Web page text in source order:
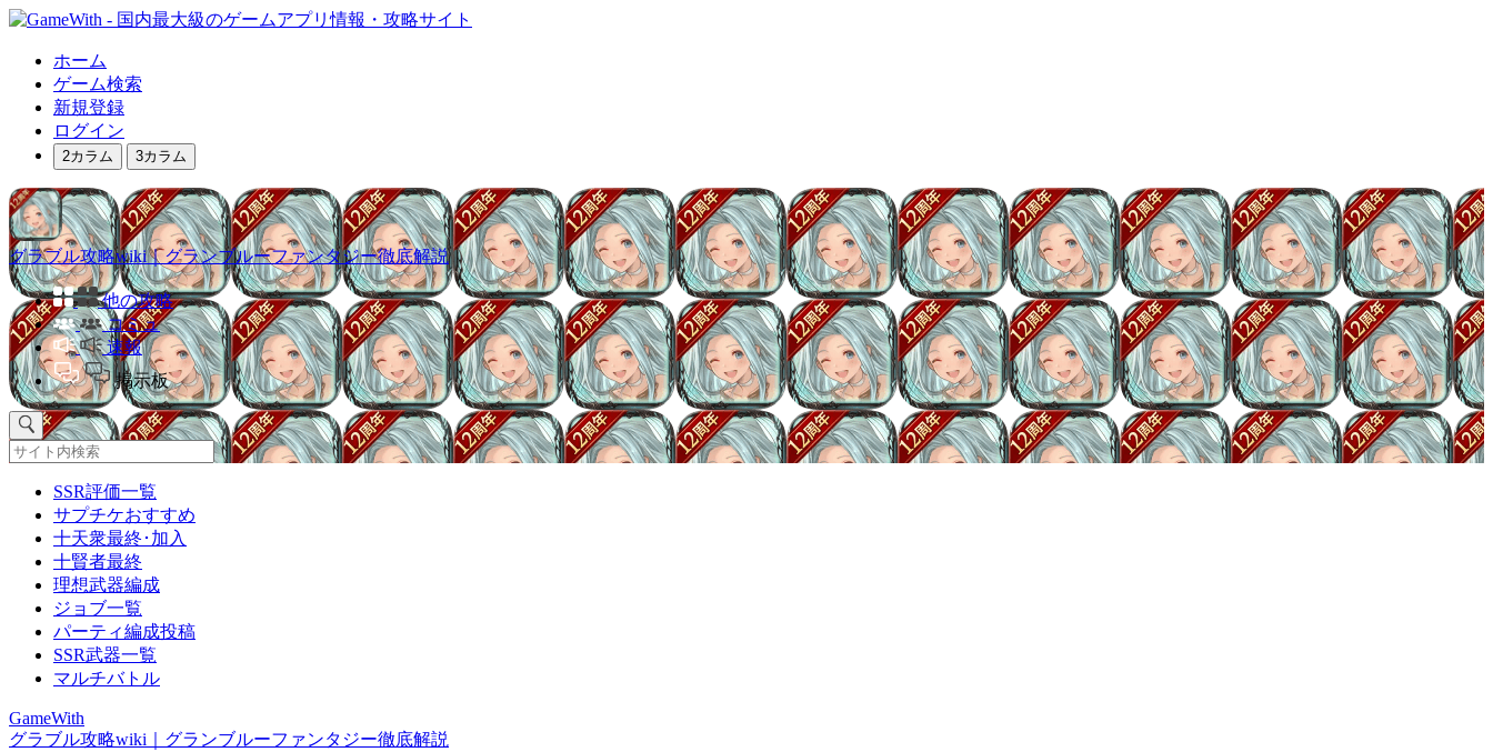
ホーム
ゲーム検索
新規登録
ログイン
2カラム 3カラム
グラブル攻略wiki｜グランブルーファンタジー徹底解説
他の攻略
コミュ
速報
掲示板
SSR評価一覧
サプチケおすすめ
十天衆最終･加入
十賢者最終
理想武器編成
ジョブ一覧
パーティ編成投稿
SSR武器一覧
マルチバトル
GameWith
グラブル攻略wiki｜グランブルーファンタジー徹底解説